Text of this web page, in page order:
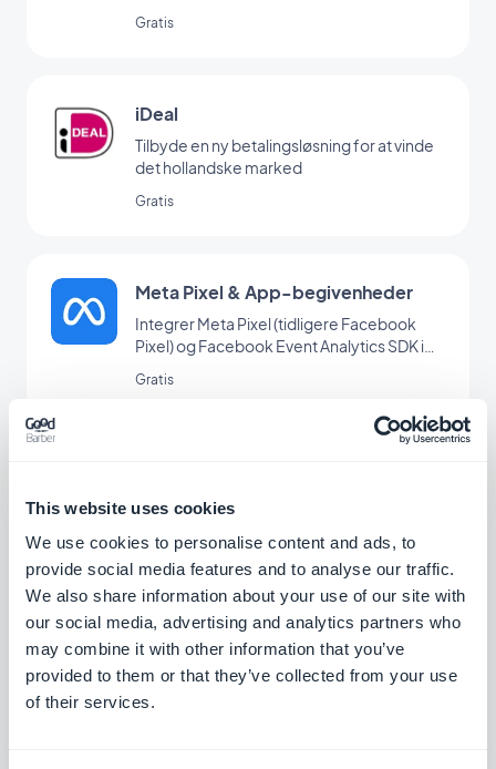
This website uses cookies
We use cookies to personalise content and ads, to
provide social media features and to analyse our traffic.
We also share information about your use of our site with
our social media, advertising and analytics partners who
may combine it with other information that you’ve
provided to them or that they’ve collected from your use
of their services.
Gratis
iDeal
Tilbyde en ny betalingsløsning for at vinde
det hollandske marked
Gratis
Meta Pixel & App-begivenheder
Integrer Meta Pixel (tidligere Facebook
Pixel) og Facebook Event Analytics SDK i
adfærd og optimere din
Gratis
Sælg dine produkter direkte på Facebook
Stribe udvidet
Tilbyd flere betalingsmetoder i din butik
med Stripe Extended